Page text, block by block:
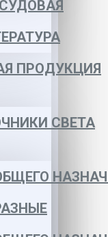
ПРОДУКЦИЯ
СВЕТА